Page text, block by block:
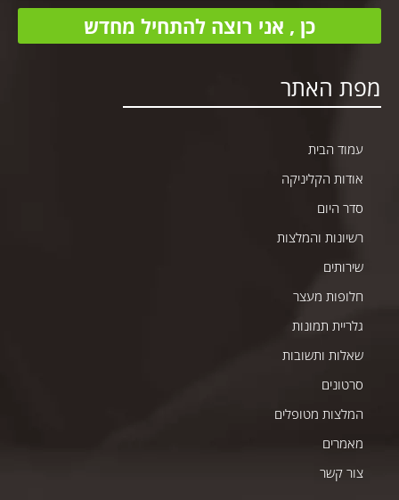
כן , אני רוצה להתחיל מחדש
האתר
עמוד הבית
אודות הקליניקה
סדר היום
רשיונות והמלצות
שירותים
חלופות מעצר
גלריית תמונות
שאלות ותשובות
סרטונים
המלצות מטופלים
מאמרים
צור קשר